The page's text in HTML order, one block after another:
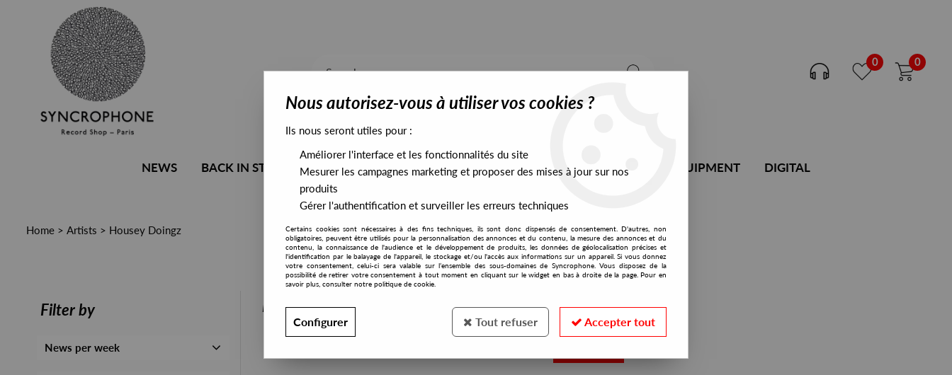
0 0
NEWS BACK IN STOCK ALL STOCK EXCLUSIVES PRESALES EXCLUSIVES DJ EQUIPMENT DIGITAL
Home > Artists > Housey Doingz
Filter by
News per week
PRESALES EXCLUSIVES
Nous autorisez-vous à utiliser vos cookies ?
Ils nous seront utiles pour :
Améliorer l'interface et les fonctionnalités du site
Mesurer les campagnes marketing et proposer des mises à jour sur nos
produits
Gérer l'authentification et surveiller les erreurs techniques
Certains cookies sont nécessaires à des fins techniques, ils sont donc dispensés de consentement. D'autres, non
obligatoires, peuvent être utilisés pour la personnalisation des annonces et du contenu, la mesure des annonces et du
contenu, la connaissance de l'audience et le développement de produits, les données de géolocalisation précises et
l'identification par le balayage de l'appareil, le stockage et/ou l'accès aux informations sur un appareil. Si vous donnez
votre consentement, celui-ci sera valable sur l’ensemble des sous-domaines de Syncrophone. Vous disposez de la
possibilité de retirer votre consentement à tout moment en cliquant sur le widget en bas à droite de la page. Pour en
savoir plus, consulter notre politique de cookie.
Configurer Tout refuser Accepter tout